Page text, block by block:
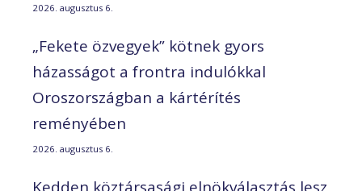
2026. augusztus 6.
„Fekete özvegyek” kötnek gyors
házasságot a frontra indulókkal
Oroszországban a kártérítés
reményében
2026. augusztus 6.
Kedden köztársasági elnökválasztás lesz